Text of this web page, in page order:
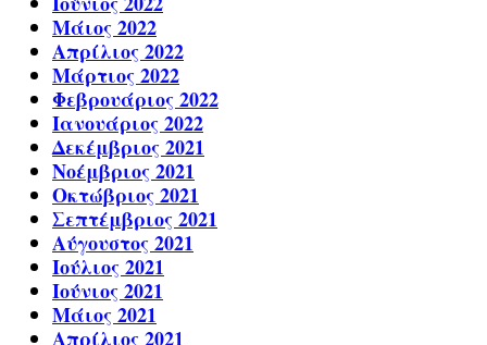
Μάιος 2022
Απρίλιος 2022
Μάρτιος 2022
Φεβρουάριος 2022
Ιανουάριος 2022
Δεκέμβριος 2021
Νοέμβριος 2021
Οκτώβριος 2021
Σεπτέμβριος 2021
Αύγουστος 2021
Ιούλιος 2021
Ιούνιος 2021
Μάιος 2021
Απρίλιος 2021